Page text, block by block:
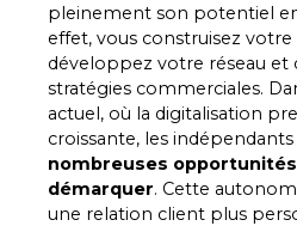
pleinement son potentiel
effet, vous construisez
développez votre réseau et
stratégies commerciales.
actuel, où la digitalisation
croissante, les
nombreuses
démarquer. Cette
une relation client plus